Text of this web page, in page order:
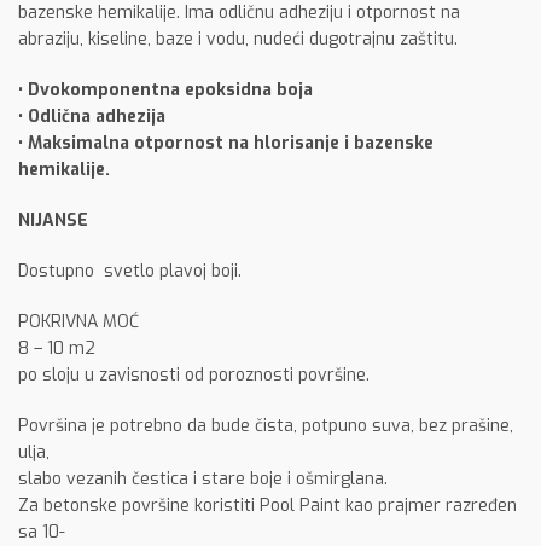
bazenske hemikalije. Ima odličnu adheziju i otpornost na
abraziju, kiseline, baze i vodu, nudeći dugotrajnu zaštitu.
• Dvokomponentna epoksidna boja
• Odlična adhezija
• Maksimalna otpornost na hlorisanje i bazenske
hemikalije.
NIJANSE
Dostupno svetlo plavoj boji.
POKRIVNA MOĆ
8 – 10 m2
po sloju u zavisnosti od poroznosti površine.
Površina je potrebno da bude čista, potpuno suva, bez prašine,
ulja,
slabo vezanih čestica i stare boje i ošmirglana.
Za betonske površine koristiti Pool Paint kao prajmer razređen
sa 10-